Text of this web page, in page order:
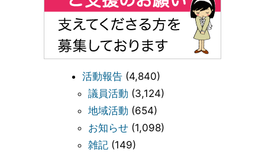
活動報告 (4,840)
議員活動 (3,124)
地域活動 (654)
お知らせ (1,098)
雑記 (149)